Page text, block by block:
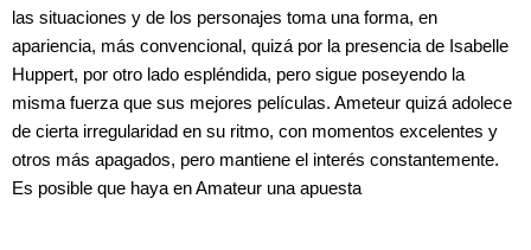
las situaciones y de los personajes toma una forma, en
apariencia, más convencional, quizá por la presencia de Isabelle
Huppert, por otro lado espléndida, pero sigue poseyendo la
misma fuerza que sus mejores películas. Ameteur quizá adolece
de cierta irregularidad en su ritmo, con momentos excelentes y
otros más apagados, pero mantiene el interés constantemente.
Es posible que haya en Amateur una apuesta